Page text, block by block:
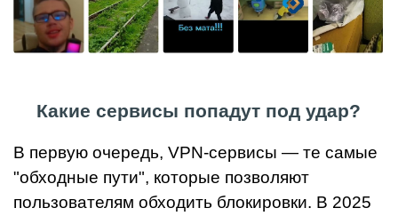
Какие сервисы попадут под удар?
В первую очередь, VPN-сервисы — те самые
"обходные пути", которые позволяют
пользователям обходить блокировки. В 2025